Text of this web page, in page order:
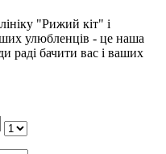
"Рижий кіт" і
улюбленців - це наша
раді бачити вас і ваших